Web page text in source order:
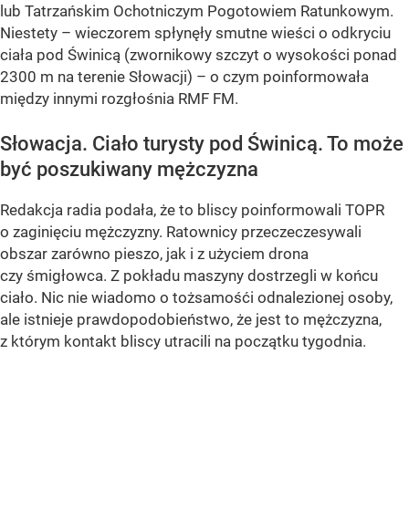
lub Tatrzańskim Ochotniczym Pogotowiem Ratunkowym.
Niestety – wieczorem spłynęły smutne wieści o odkryciu
ciała pod Świnicą (zwornikowy szczyt o wysokości ponad
2300 m na terenie Słowacji) – o czym poinformowała
między innymi rozgłośnia RMF FM.
Słowacja. Ciało turysty pod Świnicą. To może
być poszukiwany mężczyzna
Redakcja radia podała, że to bliscy poinformowali TOPR
o zaginięciu mężczyzny. Ratownicy przeczeczesywali
obszar zarówno pieszo, jak i z użyciem drona
czy śmigłowca. Z pokładu maszyny dostrzegli w końcu
ciało. Nic nie wiadomo o tożsamośći odnalezionej osoby,
ale istnieje prawdopodobieństwo, że jest to mężczyzna,
z którym kontakt bliscy utracili na początku tygodnia.